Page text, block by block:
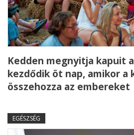
Kedden megnyitja kapuit
kezdődik öt nap, amikor a
összehozza az embereket
EGÉSZSÉG